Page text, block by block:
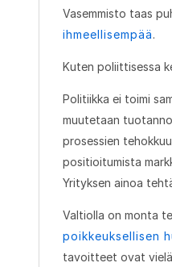
Vasemmisto taas
ihmeellisempää.
Kuten poliittisessa
Politiikka ei toimi
muutetaan
prosessien
positioitumista
Yrityksen ainoa
Valtiolla on monta
poikkeuksellisen
tavoitteet ovat